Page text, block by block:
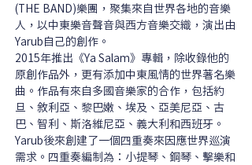
(THE BAND)樂團，聚集來自世界各地的音樂
人，以中東樂音聲音與西方音樂交織，演出由
Yarub自己的創作。
2015年推出《Ya Salam》專輯，除收錄他的
原創作品外，更有添加中東風情的世界著名樂
曲。作品有來自多國音樂家的合作，包括約
旦、敘利亞、黎巴嫩、埃及、亞美尼亞、古
巴、智利、斯洛維尼亞、義大利和西班牙。
Yarub後來創建了一個四重奏來因應世界巡演
需求。四重奏編制為：小提琴、鋼琴、擊樂和